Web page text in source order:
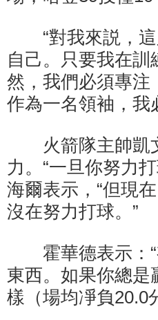
“對我來説，這
自己。只要我在訓
然，我們必須專注
作為一名領袖，我
火箭隊主帥凱文
力。“一旦你努力
海爾表示，“但現
沒在努力打球。”
霍華德表示：“
東西。如果你總是
樣（場均凈負20.0